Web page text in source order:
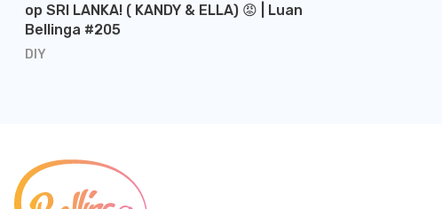
DIY
op SRI LANKA! ( KANDY & ELLA) 😡 | Luan
Bellinga #205